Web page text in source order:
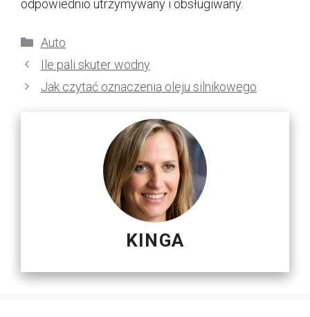
odpowiednio utrzymywany i obsługiwany.
Kategorie
Auto
Ile pali skuter wodny
Jak czytać oznaczenia oleju silnikowego
KINGA